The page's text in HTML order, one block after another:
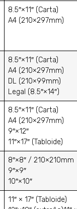
8.5″×11″ (Carta)
A4 (210×297mm)
8.5″×11″ (Carta)
A4 (210×297mm)
DL (210×99mm)
Legal (8.5″×14″)
8.5″×11″ (Carta)
A4 (210×297mm)
9″×12″
11″×17″ (Tabloide)
8″×8″ / 210×210mm
9″×9″
10″×10″
11″ × 17″ (Tabloide)